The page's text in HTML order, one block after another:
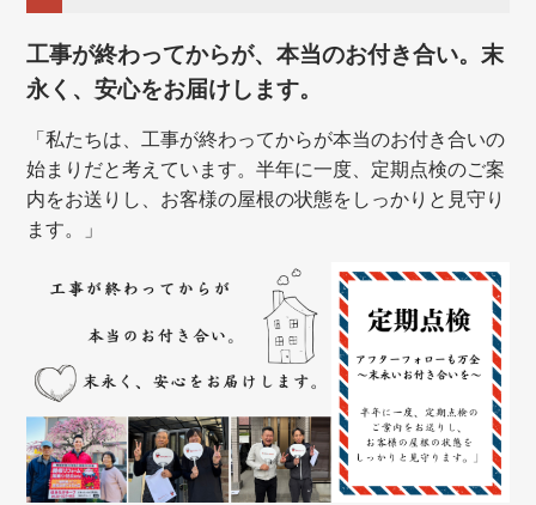
工事が終わってからが、本当のお付き合い。末
永く、安心をお届けします。
「私たちは、工事が終わってからが本当のお付き合いの
始まりだと考えています。半年に一度、定期点検のご案
内をお送りし、お客様の屋根の状態をしっかりと見守り
ます。」